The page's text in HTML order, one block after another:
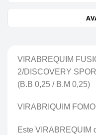
VIRABREQUIM
2/DISCOVERY
(B.B 0,25 / B.M 0,25)
VIRABRIQUIM
Este VIRABREQUIM